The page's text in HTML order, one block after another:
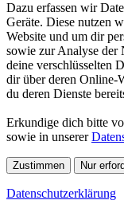
Dazu erfassen wir
Geräte. Diese nutzen
Website und um dir
sowie zur Analyse der
deine verschlüsselten
dir über deren Online-
du deren Dienste
Erkundige dich bitte
sowie in unserer
Zustimmen Nur
Datenschutzerklärung